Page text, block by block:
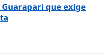
que exige